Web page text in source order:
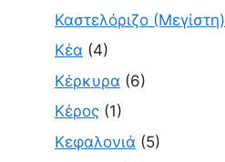
Καστελόριζο (Μεγίστη)
Κέα (4)
Κέρκυρα (6)
Κέρος (1)
Κεφαλονιά (5)